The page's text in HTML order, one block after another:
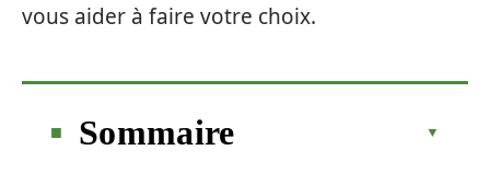
vous aider à faire votre choix.
Sommaire